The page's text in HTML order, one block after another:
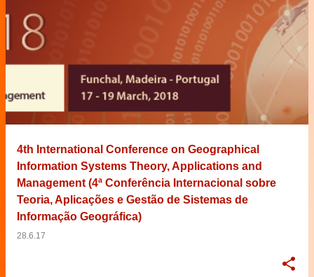
4th International Conference on Geographical
Information Systems Theory, Applications and
Management (4ª Conferência Internacional sobre
Teoria, Aplicações e Gestão de Sistemas de
Informação Geográfica)
28.6.17